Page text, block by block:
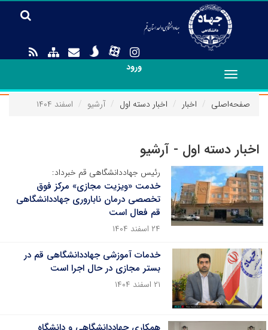
ورود
Toggle
navigation
صفحه‌اصلی
اخبار اخبار دسته اول آرشیو اسفند ۱۴۰۴
اخبار دسته اول - آرشیو
رئیس جهاددانشگاهی قم خبرداد:
خدمت «ویزیت مجازی» مرکز فوق
تخصصی درمان ناباروری جهاددانشگاهی
قم فعال است
۲۴ اسفند ۱۴۰۴
خدمات آموزشی جهاددانشگاهی قم در
بستر مجازی در حال اجرا است
۲۱ اسفند ۱۴۰۴